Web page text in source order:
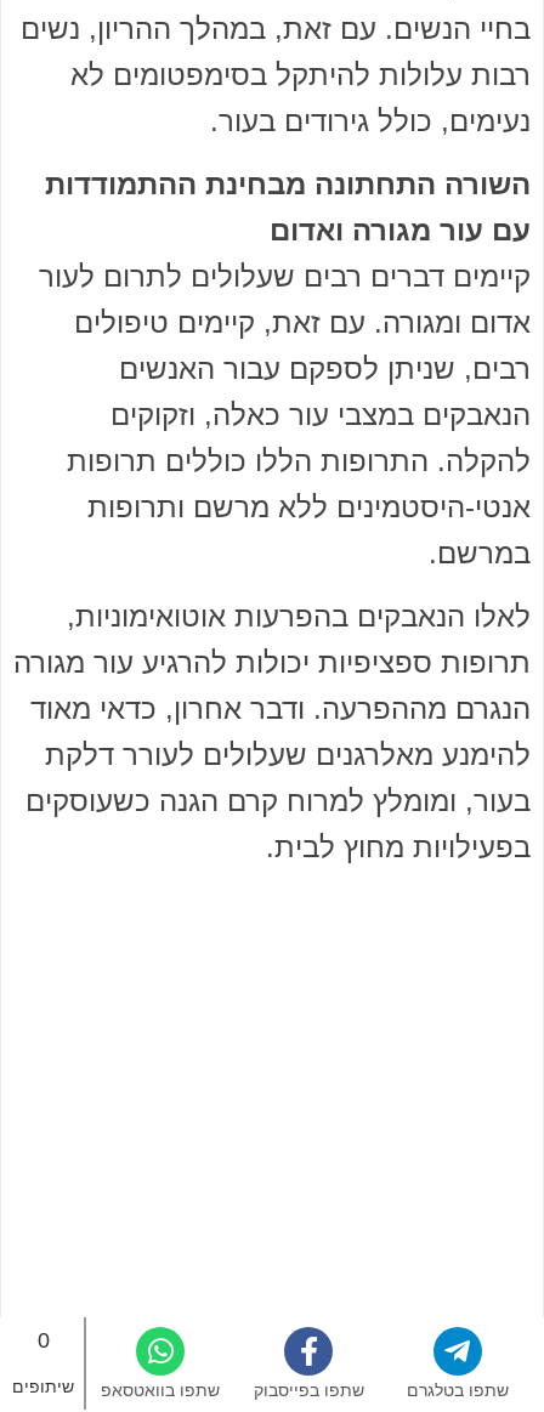
בחיי הנשים. עם זאת, במהלך ההריון, נשים
רבות עלולות להיתקל בסימפטומים לא
נעימים, כולל גירודים בעור.
השורה התחתונה מבחינת ההתמודדות
עם עור מגורה ואדום
קיימים דברים רבים שעלולים לתרום לעור
אדום ומגורה. עם זאת, קיימים טיפולים
רבים, שניתן לספקם עבור האנשים
הנאבקים במצבי עור כאלה, וזקוקים
להקלה. התרופות הללו כוללים תרופות
אנטי-היסטמינים ללא מרשם ותרופות
במרשם.
לאלו הנאבקים בהפרעות אוטואימוניות,
תרופות ספציפיות יכולות להרגיע עור מגורה
הנגרם מההפרעה. ודבר אחרון, כדאי מאוד
להימנע מאלרגנים שעלולים לעורר דלקת
בעור, ומומלץ למרוח קרם הגנה כשעוסקים
בפעילויות מחוץ לבית.
0
שיתופים שתפו בוואטסאפ שתפו בפייסבוק שתפו בטלגרם